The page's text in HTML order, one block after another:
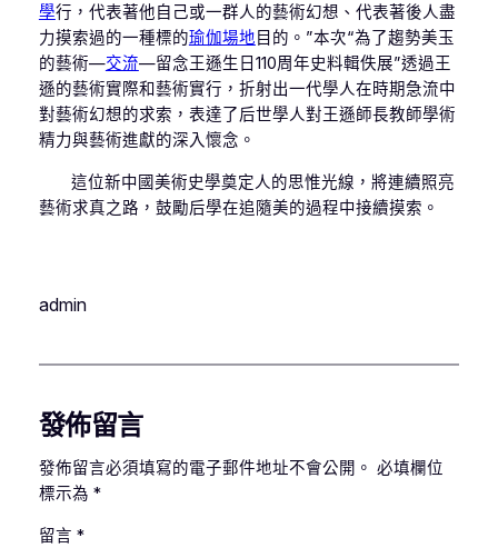
學行，代表著他自己或一群人的藝術幻想、代表著後人盡
力摸索過的一種標的瑜伽場地 目的。”本次“為了趨勢美玉
的藝術—交流—留念王遜生日110周年史料輯佚展”透過王
遜的藝術實際和藝術實行，折射出一代學人在時期急流中
對藝術幻想的求索，表達了后世學人對王遜師長教師學術
精力與藝術進獻的深入懷念。
這位新中國美術史學奠定人的思惟光線，將連續照亮
藝術求真之路，鼓勵后學在追隨美的過程中接續摸索。
admin
發佈留言
發佈留言必須填寫的電子郵件地址不會公開。 必填欄位
標示為 *
留言 *